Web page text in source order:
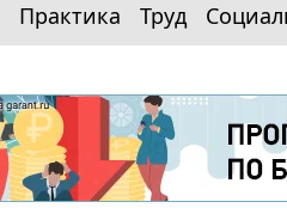
Практика Труд